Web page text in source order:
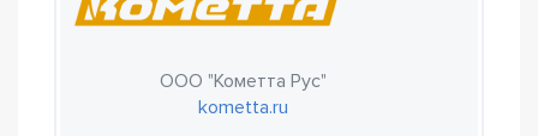
ООО "Кометта Рус"
kometta.ru